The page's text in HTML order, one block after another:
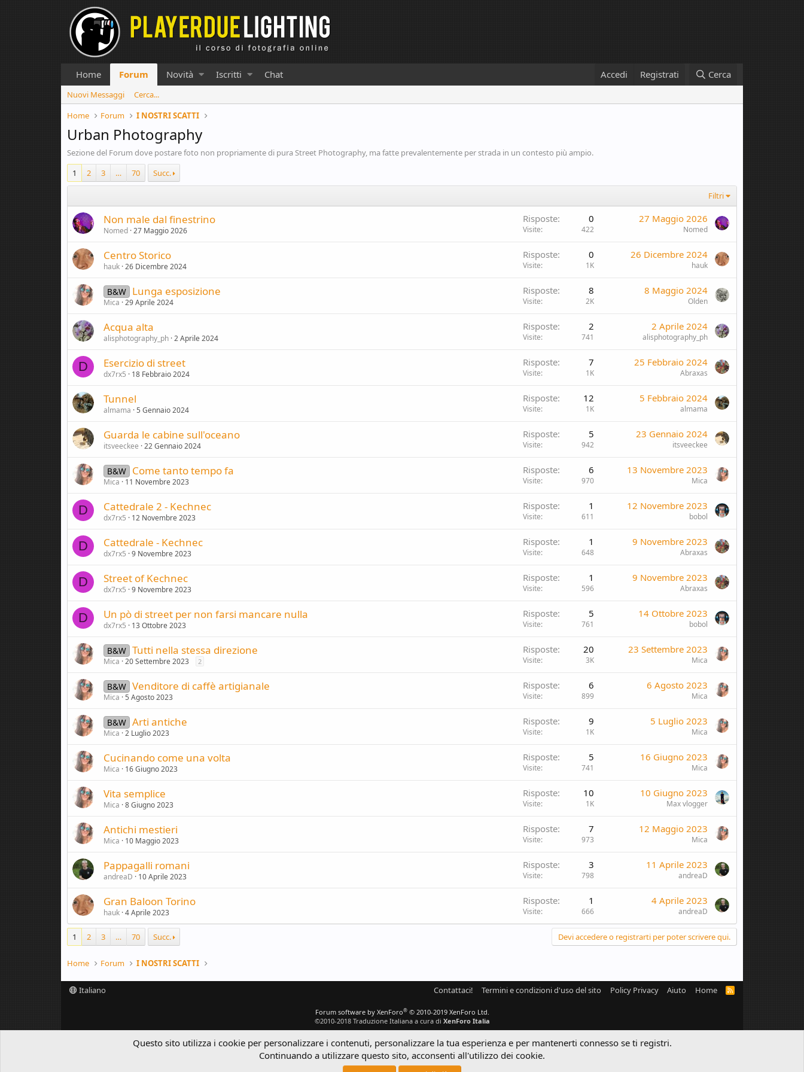
Home Forum Novità Iscritti Chat Accedi Registrati Cerca
Nuovi Messaggi
Cerca...
Home
Forum I NOSTRI SCATTI
Urban Photography
Sezione del Forum dove postare foto non propriamente di pura Street Photography, ma fatte prevalentemente per strada in un contesto più ampio.
1
2 3 … 70 Succ.
Filtri
Non male dal finestrino
Nomed 27 Maggio 2026
Risposte 0
Visite 422
27 Maggio 2026
Nomed
Centro Storico
hauk 26 Dicembre 2024
Risposte 0
Visite 1K
26 Dicembre 2024
hauk
B&W Lunga esposizione
Mica 29 Aprile 2024
Risposte 8
Visite 2K
8 Maggio 2024
Olden
Acqua alta
alisphotography_ph 2 Aprile 2024
Risposte 2
Visite 741
2 Aprile 2024
alisphotography_ph
D Esercizio di street
dx7rx5 18 Febbraio 2024
Risposte 7
Visite 1K
25 Febbraio 2024
Abraxas
Tunnel
almama 5 Gennaio 2024
Risposte 12
Visite 1K
5 Febbraio 2024
almama
Guarda le cabine sull'oceano
itsveeckee 22 Gennaio 2024
Risposte 5
Visite 942
23 Gennaio 2024
itsveeckee
B&W Come tanto tempo fa
Mica 11 Novembre 2023
Risposte 6
Visite 970
13 Novembre 2023
Mica
D Cattedrale 2 - Kechnec
dx7rx5 12 Novembre 2023
Risposte 1
Visite 611
12 Novembre 2023
bobol
D Cattedrale - Kechnec
dx7rx5 9 Novembre 2023
Risposte 1
Visite 648
9 Novembre 2023
Abraxas
D Street of Kechnec
dx7rx5 9 Novembre 2023
Risposte 1
Visite 596
9 Novembre 2023
Abraxas
D Un pò di street per non farsi mancare nulla
dx7rx5 13 Ottobre 2023
Risposte 5
Visite 761
14 Ottobre 2023
bobol
B&W Tutti nella stessa direzione
Mica 20 Settembre 2023 2
Risposte 20
Visite 3K
23 Settembre 2023
Mica
B&W Venditore di caffè artigianale
Mica 5 Agosto 2023
Risposte 6
Visite 899
6 Agosto 2023
Mica
B&W Arti antiche
Mica 2 Luglio 2023
Risposte 9
Visite 1K
5 Luglio 2023
Mica
Cucinando come una volta
Mica 16 Giugno 2023
Risposte 5
Visite 741
16 Giugno 2023
Mica
Vita semplice
Mica 8 Giugno 2023
Risposte 10
Visite 1K
10 Giugno 2023
Max vlogger
Antichi mestieri
Mica 10 Maggio 2023
Risposte 7
Visite 973
12 Maggio 2023
Mica
Pappagalli romani
andreaD 10 Aprile 2023
Risposte 3
Visite 798
11 Aprile 2023
andreaD
Gran Baloon Torino
hauk 4 Aprile 2023
Risposte 1
Visite 666
4 Aprile 2023
andreaD
1 2 3 … 70 Succ. Devi accedere o registrarti per poter scrivere qui.
Home Forum I NOSTRI SCATTI
Italiano Contattaci! Termini e condizioni d'uso del sito Policy Privacy Aiuto Home
R
Forum software by XenForo® © 2010-2019 XenForo Ltd.
©2010-2018 Traduzione Italiana a cura di XenForo Italia
Questo sito utilizza i cookie per personalizzare i contenuti, personalizzare la tua esperienza e per mantenerti connesso se ti registri.
Continuando a utilizzare questo sito, acconsenti all'utilizzo dei cookie.